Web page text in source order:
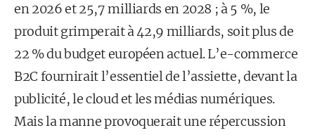
en 2026 et 25,7 milliards en 2028 ; à 5 %, le
produit grimperait à 42,9 milliards, soit plus de
22 % du budget européen actuel. L’e-commerce
B2C fournirait l’essentiel de l’assiette, devant la
publicité, le cloud et les médias numériques.
Mais la manne provoquerait une répercussion